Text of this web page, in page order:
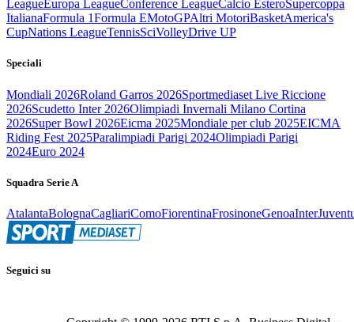
LeagueEuropa LeagueConference LeagueCalcio EsteroSupercoppa
ItalianaFormula 1Formula EMotoGPAltri MotoriBasketAmerica's
CupNations LeagueTennisSciVolleyDrive UP
Speciali
Mondiali 2026Roland Garros 2026Sportmediaset Live Riccione
2026Scudetto Inter 2026Olimpiadi Invernali Milano Cortina
2026Super Bowl 2026Eicma 2025Mondiale per club 2025EICMA
Riding Fest 2025Paralimpiadi Parigi 2024Olimpiadi Parigi
2024Euro 2024
Squadra Serie A
AtalantaBolognaCagliariComoFiorentinaFrosinoneGenoaInter
Seguici su